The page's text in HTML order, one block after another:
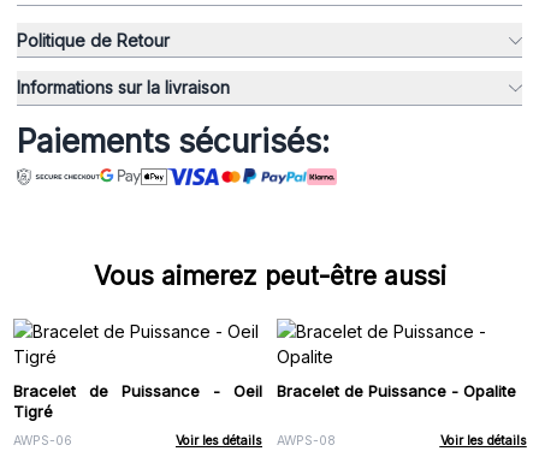
Politique de Retour
Informations sur la livraison
Paiements sécurisés:
Vous aimerez peut-être aussi
Bracelet de Puissance - Oeil
Tigré
AWPS-06 Voir les détails
Bracelet de Puissance - Opalite
AWPS-08 Voir les détails